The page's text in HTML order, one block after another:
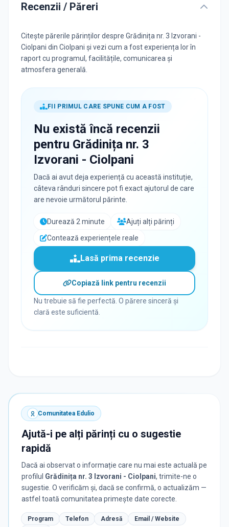
Recenzii / Păreri
Citește părerile părinților despre Grădinița nr. 3 Izvorani -
Ciolpani din Ciolpani și vezi cum a fost experiența lor în
raport cu programul, facilitățile, comunicarea și
atmosfera generală.
FII PRIMUL CARE SPUNE CUM A FOST
Nu există încă recenzii
pentru Grădinița nr. 3
Izvorani - Ciolpani
Dacă ai avut deja experiență cu această instituție,
câteva rânduri sincere pot fi exact ajutorul de care
are nevoie următorul părinte.
Durează 2 minute
Ajuți alți părinți
Contează experiențele reale
Lasă prima recenzie
Copiază link pentru recenzii
Nu trebuie să fie perfectă. O părere sinceră și
clară este suficientă.
Comunitatea Edulio
Ajută-i pe alți părinți cu o sugestie
rapidă
Dacă ai observat o informație care nu mai este actuală pe
profilul Grădinița nr. 3 Izvorani - Ciolpani, trimite-ne o
sugestie. O verificăm și, dacă se confirmă, o actualizăm —
astfel toată comunitatea primește date corecte.
Program Telefon Adresă
Email / Website